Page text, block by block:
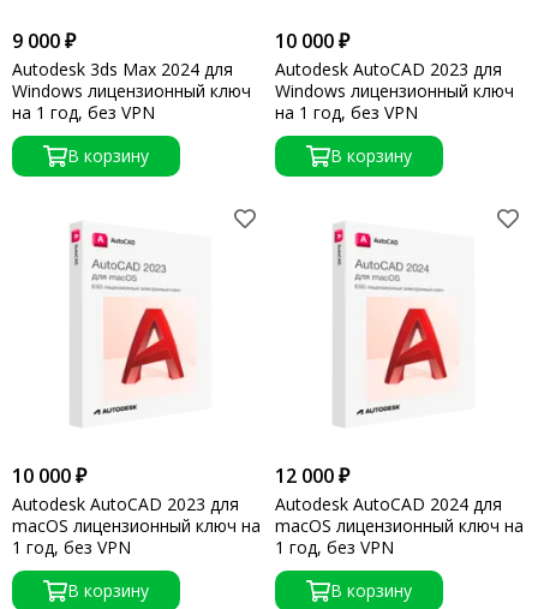
9 000 ₽
Autodesk 3ds Max 2024 для
Windows лицензионный ключ
на 1 год, без VPN
В корзину
10 000 ₽
Autodesk AutoCAD 2023 для
Windows лицензионный ключ
на 1 год, без VPN
В корзину
10 000 ₽
Autodesk AutoCAD 2023 для
macOS лицензионный ключ на
1 год, без VPN
В корзину
12 000 ₽
Autodesk AutoCAD 2024 для
macOS лицензионный ключ на
1 год, без VPN
В корзину